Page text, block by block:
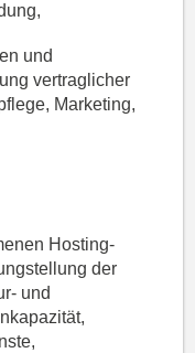
und
vertraglicher
Marketing,
Hosting-
der
und